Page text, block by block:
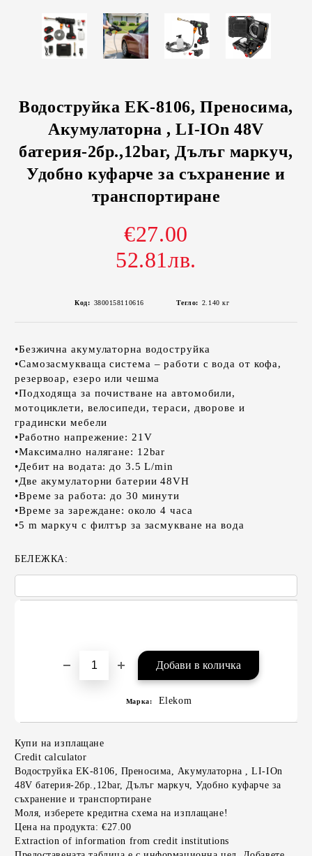
Водоструйка EK-8106, Преносима,
Акумулаторна , LI-IOn 48V
батерия-2бр.,12bar, Дълъг маркуч,
Удобно куфарче за съхранение и
транспортиране
€27.00
52.81лв.
Код: 3800158110616 Тегло: 2.140 кг
•Безжична акумулаторна водоструйка
•Самозасмукваща система – работи с вода от кофа,
резервоар, езеро или чешма
•Подходяща за почистване на автомобили,
мотоциклети, велосипеди, тераси, дворове и
градински мебели
•Работно напрежение: 21V
•Максимално налягане: 12bar
•Дебит на водата: до 3.5 L/min
•Две акумулаторни батерии 48VH
•Време за работа: до 30 минути
•Време за зареждане: около 4 часа
•5 m маркуч с филтър за засмукване на вода
БЕЛЕЖКА:
Марка: Elekom
Купи на изплащане
Credit calculator
Водоструйка EK-8106, Преносима, Акумулаторна , LI-IOn
48V батерия-2бр.,12bar, Дълъг маркуч, Удобно куфарче за
съхранение и транспортиране
Моля, изберете кредитна схема на изплащане!
Цена на продукта: €27.00
Extraction of information from credit institutions